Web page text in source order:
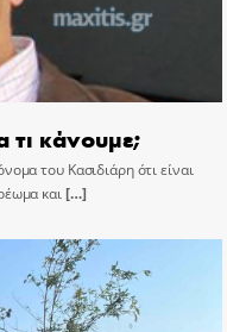
τι κάνουμε;
του Κασιδιάρη ότι είναι
και[…]